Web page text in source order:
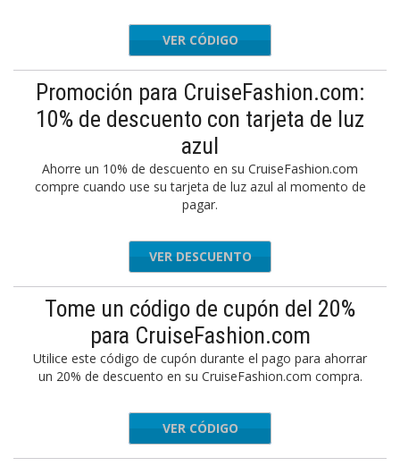
UTLET20
VER CÓDIGO
Promoción para CruiseFashion.com:
10% de descuento con tarjeta de luz
azul
Ahorre un 10% de descuento en su CruiseFashion.com
compre cuando use su tarjeta de luz azul al momento de
pagar.
VER DESCUENTO
Tome un código de cupón del 20%
para CruiseFashion.com
Utilice este código de cupón durante el pago para ahorrar
un 20% de descuento en su CruiseFashion.com compra.
FF20
VER CÓDIGO